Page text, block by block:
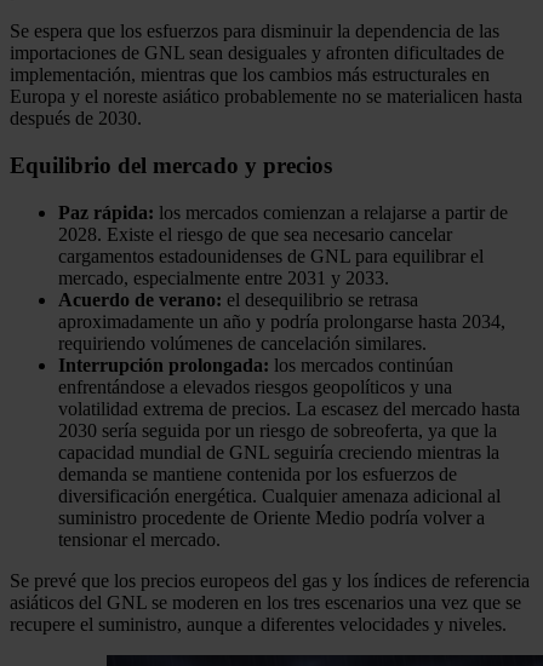
Se espera que los esfuerzos para disminuir la dependencia de las
importaciones de GNL sean desiguales y afronten dificultades de
implementación, mientras que los cambios más estructurales en
Europa y el noreste asiático probablemente no se materialicen hasta
después de 2030.
Equilibrio del mercado y precios
Paz rápida: los mercados comienzan a relajarse a partir de
2028. Existe el riesgo de que sea necesario cancelar
cargamentos estadounidenses de GNL para equilibrar el
mercado, especialmente entre 2031 y 2033.
Acuerdo de verano: el desequilibrio se retrasa
aproximadamente un año y podría prolongarse hasta 2034,
requiriendo volúmenes de cancelación similares.
Interrupción prolongada: los mercados continúan
enfrentándose a elevados riesgos geopolíticos y una
volatilidad extrema de precios. La escasez del mercado hasta
2030 sería seguida por un riesgo de sobreoferta, ya que la
capacidad mundial de GNL seguiría creciendo mientras la
demanda se mantiene contenida por los esfuerzos de
diversificación energética. Cualquier amenaza adicional al
suministro procedente de Oriente Medio podría volver a
tensionar el mercado.
Se prevé que los precios europeos del gas y los índices de referencia
asiáticos del GNL se moderen en los tres escenarios una vez que se
recupere el suministro, aunque a diferentes velocidades y niveles.